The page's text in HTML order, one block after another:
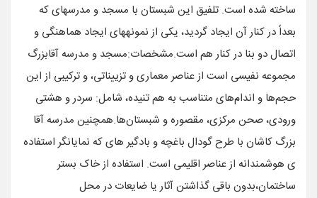
ساخته شده است. تلفیق این شبستان با مسجد و مدرسه‎ای که
بعداً در کنار آن ایجاد گردید، یکی از نمونه‎های ایجاد هماهنگی و
اتصال دو بنا در کنار هم است.مشخصات:مسجد و مدرسه آقابزرگ
مجموعه نفیسی است از عناصر معماری و تزییناتی، و ترکیبی از این
حجم‌ها و اندام‌های متناسب به هم تنیده، شامل: سردر و هشتی
ورودی، صحن مرکزی، مقصوره و شبستان‌ها.همچنین مدرسه آقا
بزرگ کاشان با طرح گودال باغچه و بادگیر های که نمایانگر استفاده
ی هوشمندانه از عناصر اقلیمی است. استفاده از خاک بستر
ساختمان،بدون باقی گذاشتن آثار یا ضایعات در محل